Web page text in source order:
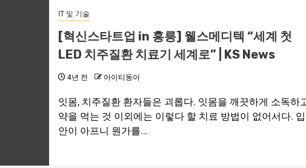
IT 및 기술
[혁신스타트업 in 홍릉] 웰스메디텍 “세계 첫
LED 치주질환 치료기 세계로” | KS News
4년 전 아이티동아
잇몸, 치주질환 환자들은 괴롭다. 잇몸을 깨끗하게 소독하
약을 먹는 것 이외에는 이렇다 할 치료 방법이 없어서다. 입
안이 아프니 뭔가를...